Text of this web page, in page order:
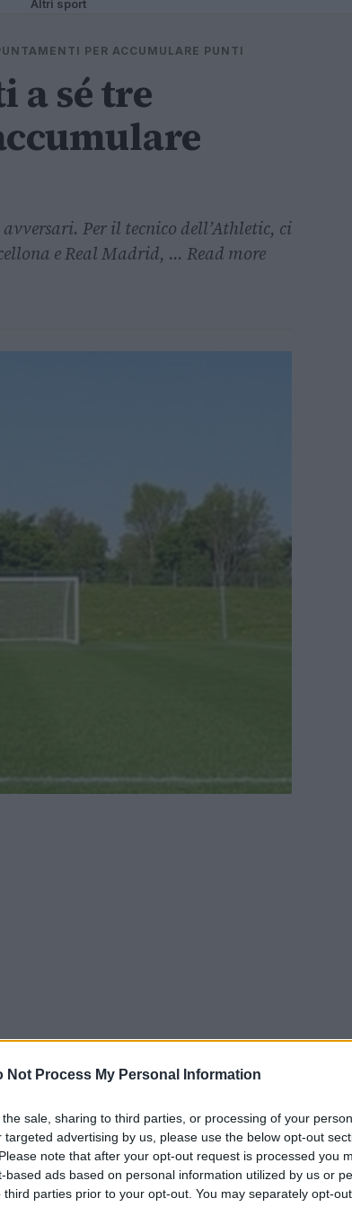
Not Process My Personal Information
sale, sharing to third parties, or processing of your
advertising by us, please use the below opt-out
note that after your opt-out request is processed you
based ads based on personal information utilized by us or
third parties prior to your opt-out. You may separately opt-
Altri sport
PER ACCUMULARE PUNTI
a sé tre
Per il tecnico dell’Athletic, ci
e Real Madrid, ... Read more
avversari. Per il tecnico